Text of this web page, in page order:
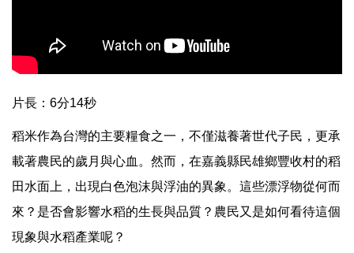
片長：6分14秒
稻米作為台灣的主要糧食之一，不僅滋養著世代子民，更承
載著農民的歲月與心血。然而，在嘉義縣民雄鄉豐收村的稻
田水面上，出現白色泡沫與浮油的異象。這些漂浮物從何而
來？是否會影響水稻的生長與品質？農民又是如何看待這個
現象與水稻產業呢？